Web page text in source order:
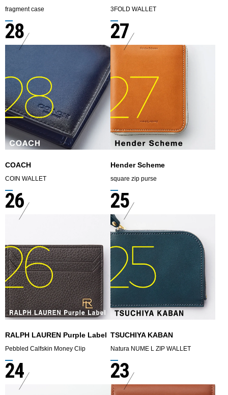
fragment case 3FOLD WALLET
28
COACH
COIN WALLET
27
Hender Scheme
square zip purse
26
RALPH LAUREN Purple Label
Pebbled Calfskin Money Clip
25
TSUCHIYA KABAN
Natura NUME L ZIP WALLET
24 23